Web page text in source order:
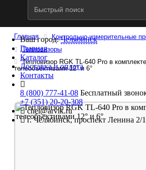
Ваш город:Челябинск
Главная
Каталог
Доставка и оплата
Контакты
8 (800) 777-41-08 Бесплатный
+7 (351) 20-20-308
chel@arvik.ru
г. Челябинск, проспект Ленина 2/
Главная
Контрольно-измерительные
Тепловизоры
Тепловизор RGK TL-640 Pro в
телеобъективами 12° и 6°